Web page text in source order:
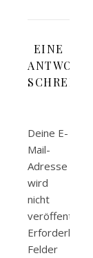
EINE
ANTWORT
SCHREIBEN
Deine E-
Mail-
Adresse
wird
nicht
veröffentlicht.
Erforderliche
Felder